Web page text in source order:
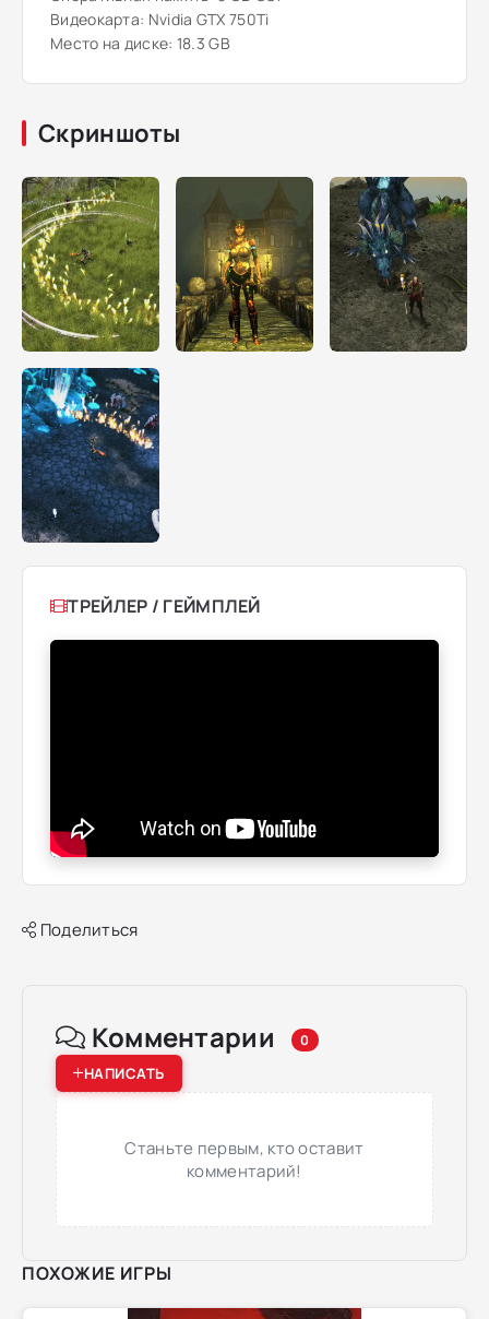
Видеокарта: Nvidia GTX 750Ti
Место на диске: 18.3 GB
Скриншоты
ТРЕЙЛЕР / ГЕЙМПЛЕЙ
Поделиться
Комментарии 0
НАПИСАТЬ
Станьте первым, кто оставит
комментарий!
ПОХОЖИЕ ИГРЫ